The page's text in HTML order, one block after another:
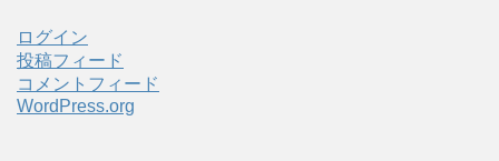
ログイン
投稿フィード
コメントフィード
WordPress.org